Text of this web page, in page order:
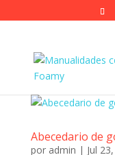
Abecedario de
por admin | Jul